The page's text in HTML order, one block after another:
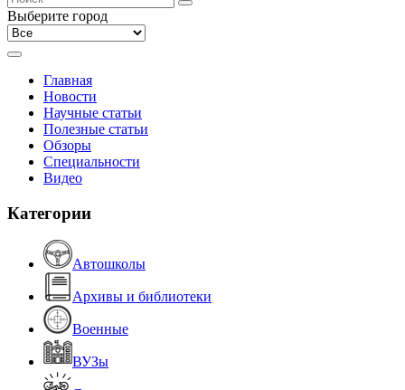
Выберите город
Главная
Новости
Научные статьи
Полезные статьи
Обзоры
Специальности
Видео
Категории
Автошколы
Архивы и библиотеки
Военные
ВУЗы